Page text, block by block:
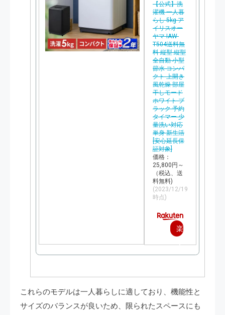
【公式】洗
濯機 一人暮
らし 5kg ア
イリスオー
ヤマ IAW-
T504送料無
料 縦型 縦型
全自動 小型
節水 コンパ
クト 上開き
風乾燥 部屋
干しモード
ホワイト ブ
ラック 予約
タイマー 少
量洗い対応
単身 新生活
[安心延長保
証対象]
価格：
25,800円～
（税込、送
料無料)
(2023/12/19
時点)
楽
天
購
入
これらのモデルは一人暮らしに適しており、機能性と
サイズのバランスが良いため、限られたスペースにも